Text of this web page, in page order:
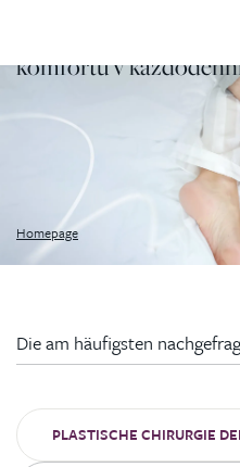
Homepage
dýchání, klidnějšímu
komfortu v
Die am häufigsten
PLASTISCHE CHIRURGIE